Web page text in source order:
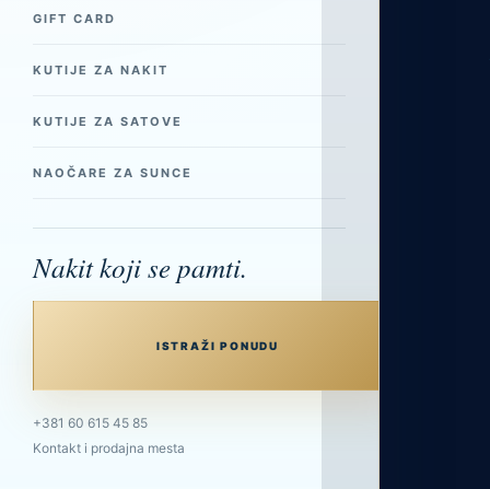
GIFT CARD
KUTIJE ZA NAKIT
KUTIJE ZA SATOVE
NAOČARE ZA SUNCE
Nakit koji se pamti.
ISTRAŽI PONUDU
+381 60 615 45 85
Kontakt i prodajna mesta